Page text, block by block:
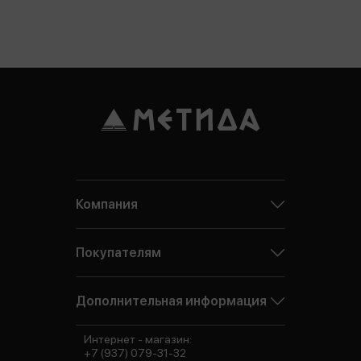
Компания
Покупателям
Дополнительная информация
Интернет - магазин:
+7 (937) 079-31-32